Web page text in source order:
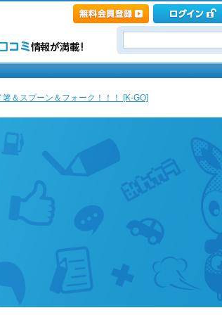
箸＆スプーン＆フォーク！！！ [K-GO]